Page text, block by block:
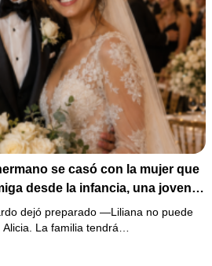
se casó con la mujer que
desde la infancia, una joven
toda su vida. Tras su
un sobre y me confesó la
él la eligió a ella por encima
dejó preparado —Liliana no puede
La familia tendrá…